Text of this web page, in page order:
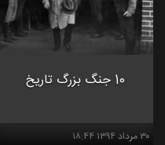
10 جنگ بزرگ تاریخ
۳۰ مرداد ۱۳۹۴ ۱۸:۴۴